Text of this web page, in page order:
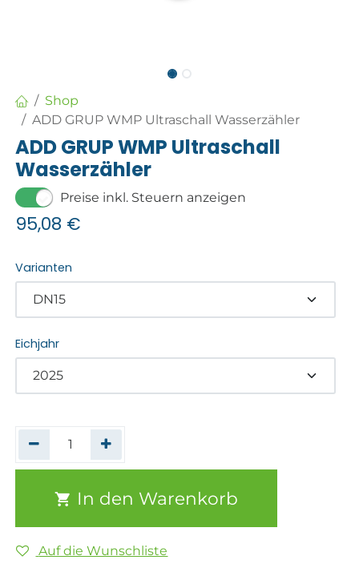
Shop
ADD GRUP WMP Ultraschall Wasserzähler
ADD GRUP WMP Ultraschall
Wasserzähler
Preise inkl. Steuern anzeigen
95,08 €
Varianten
Eichjahr
In den Warenkorb
Auf die Wunschliste